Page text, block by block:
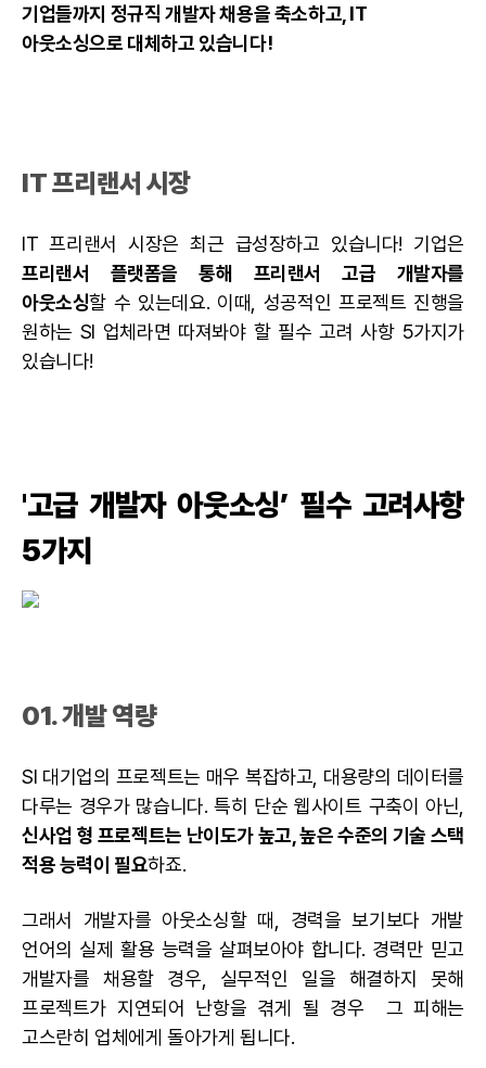
기업들까지 정규직 개발자 채용을 축소하고, IT
아웃소싱으로 대체하고 있습니다!
IT 프리랜서 시장
IT 프리랜서 시장은 최근 급성장하고 있습니다! 기업은
프리랜서 플랫폼을 통해 프리랜서 고급 개발자를
아웃소싱할 수 있는데요. 이때, 성공적인 프로젝트 진행을
원하는 SI 업체라면 따져봐야 할 필수 고려 사항 5가지가
있습니다!
'고급 개발자 아웃소싱’ 필수 고려사항
5가지
01. 개발 역량
SI 대기업의 프로젝트는 매우 복잡하고, 대용량의 데이터를
다루는 경우가 많습니다. 특히 단순 웹사이트 구축이 아닌,
신사업 형 프로젝트는 난이도가 높고, 높은 수준의 기술 스택
적용 능력이 필요하죠.
그래서 개발자를 아웃소싱할 때, 경력을 보기보다 개발
언어의 실제 활용 능력을 살펴보아야 합니다. 경력만 믿고
개발자를 채용할 경우, 실무적인 일을 해결하지 못해
프로젝트가 지연되어 난항을 겪게 될 경우 그 피해는
고스란히 업체에게 돌아가게 됩니다.